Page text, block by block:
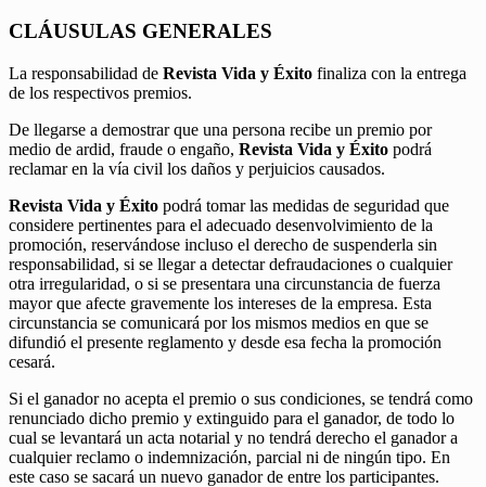
CLÁUSULAS GENERALES
La responsabilidad de Revista Vida y Éxito finaliza con la entrega
de los respectivos premios.
De llegarse a demostrar que una persona recibe un premio por
medio de ardid, fraude o engaño, Revista Vida y Éxito podrá
reclamar en la vía civil los daños y perjuicios causados.
Revista Vida y Éxito podrá tomar las medidas de seguridad que
considere pertinentes para el adecuado desenvolvimiento de la
promoción, reservándose incluso el derecho de suspenderla sin
responsabilidad, si se llegar a detectar defraudaciones o cualquier
otra irregularidad, o si se presentara una circunstancia de fuerza
mayor que afecte gravemente los intereses de la empresa. Esta
circunstancia se comunicará por los mismos medios en que se
difundió el presente reglamento y desde esa fecha la promoción
cesará.
Si el ganador no acepta el premio o sus condiciones, se tendrá como
renunciado dicho premio y extinguido para el ganador, de todo lo
cual se levantará un acta notarial y no tendrá derecho el ganador a
cualquier reclamo o indemnización, parcial ni de ningún tipo. En
este caso se sacará un nuevo ganador de entre los participantes.